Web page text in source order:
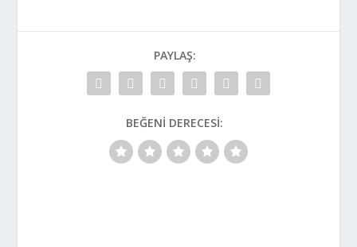
PAYLAŞ:
BEĞENI DERECESI: